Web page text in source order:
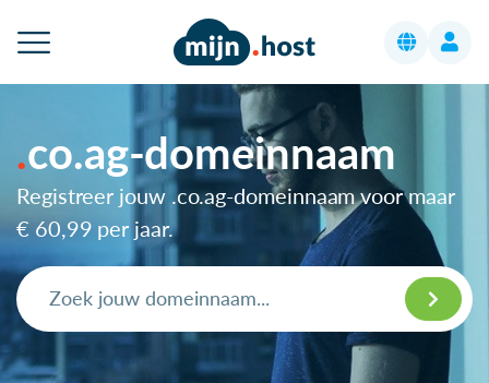
co.ag-domeinnaam
Registreer jouw .co.ag-domeinnaam voor maar
€ 60,99 per jaar.